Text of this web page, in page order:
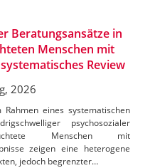
Beratungsansätze in
Menschen mit
Review
2026
eines systematischen
psychosozialer
Menschen mit
zeigen eine heterogene
jedoch begrenzter…